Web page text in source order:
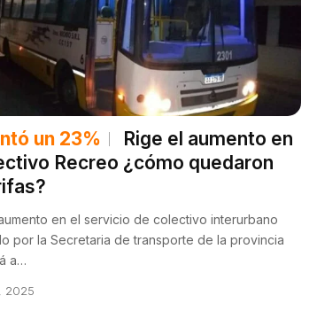
un 23%
Rige el aumento en
Recreo ¿cómo quedaron
en el servicio de colectivo interurbano
por la Secretaria de transporte de la provincia
a…
2025